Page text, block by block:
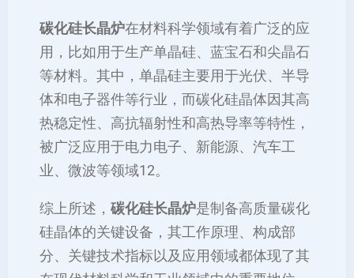
碳化硅长晶炉在材料科学领域有着广泛的应
用，比如用于生产单晶硅、蓝宝石和尖晶石
等材料。其中，单晶硅主要用于光伏、半导
体和电子器件等行业，而碳化硅晶体因其高
热稳定性、高抗辐射性和高热导率等特性，
被广泛应用于电力电子、新能源、汽车工
业、微波等领域‌12。
综上所述， 碳化硅长晶炉是制备高质量碳化
硅晶体的关键设备，其工作原理、构成部
分、关键技术指标以及应用领域都体现了其